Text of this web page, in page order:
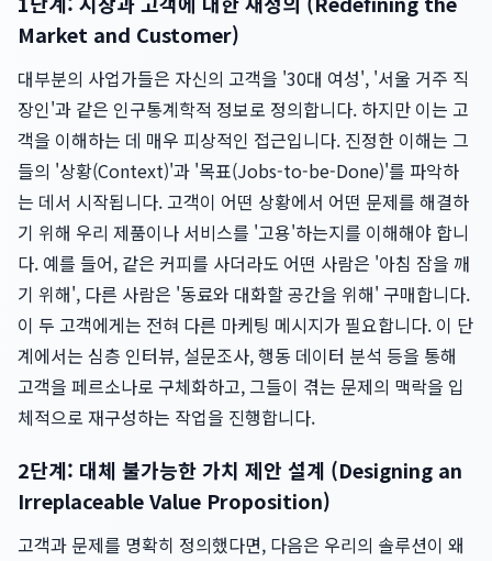
Market and Customer)
대부분의 사업가들은 자신의 고객을 '30대 여성', '서울 거주 직
장인'과 같은 인구통계학적 정보로 정의합니다. 하지만 이는 고
객을 이해하는 데 매우 피상적인 접근입니다. 진정한 이해는 그
들의 '상황(Context)'과 '목표(Jobs-to-be-Done)'를 파악하
는 데서 시작됩니다. 고객이 어떤 상황에서 어떤 문제를 해결하
기 위해 우리 제품이나 서비스를 '고용'하는지를 이해해야 합니
다. 예를 들어, 같은 커피를 사더라도 어떤 사람은 '아침 잠을 깨
기 위해', 다른 사람은 '동료와 대화할 공간을 위해' 구매합니다.
이 두 고객에게는 전혀 다른 마케팅 메시지가 필요합니다. 이 단
계에서는 심층 인터뷰, 설문조사, 행동 데이터 분석 등을 통해
고객을 페르소나로 구체화하고, 그들이 겪는 문제의 맥락을 입
체적으로 재구성하는 작업을 진행합니다.
2단계: 대체 불가능한 가치 제안 설계 (Designing an
Irreplaceable Value Proposition)
고객과 문제를 명확히 정의했다면, 다음은 우리의 솔루션이 왜